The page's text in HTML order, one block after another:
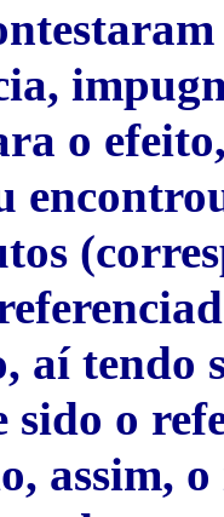
o
aí tendo
sido o
assim,